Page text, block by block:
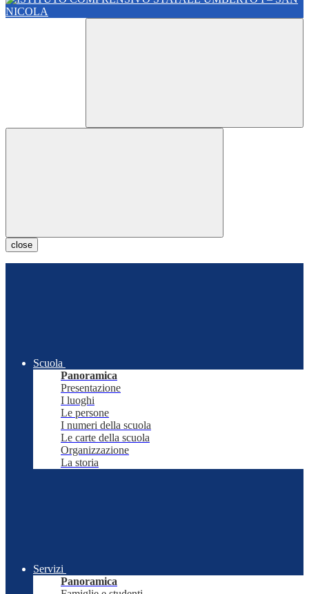
close
Scuola
Panoramica
Presentazione
I luoghi
Le persone
I numeri della scuola
Le carte della scuola
Organizzazione
La storia
Servizi
Panoramica